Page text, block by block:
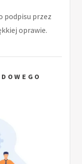
podpisu przez
oprawie.